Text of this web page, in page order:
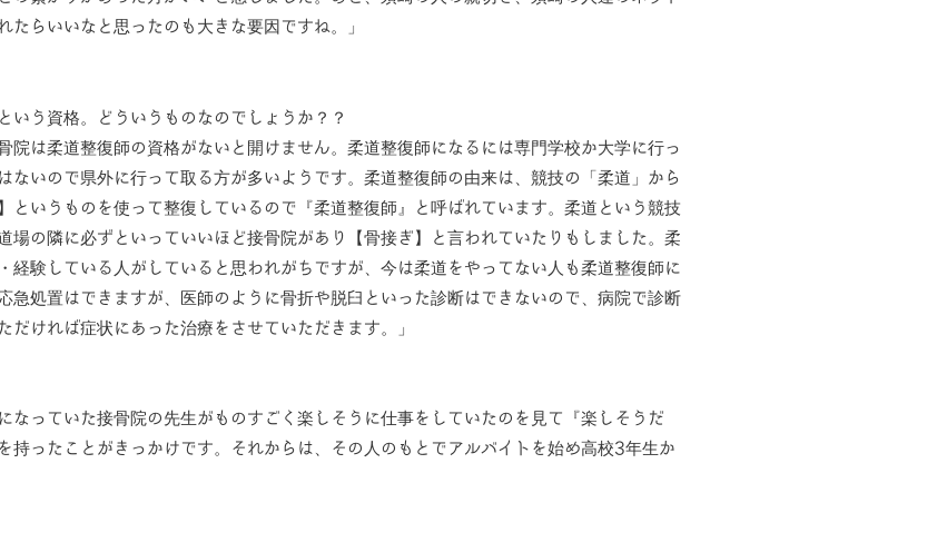
たらいいなと思ったのも大きな要因ですね。」
いう資格。どういうものなのでしょうか？？
院は柔道整復師の資格がないと開けません。柔道整復師になるには専門学校か大学に行っ
ないので県外に行って取る方が多いようです。柔道整復師の由来は、競技の「柔道」から
というものを使って整復しているので『柔道整復師』と呼ばれています。柔道という競技
場の隣に必ずといっていいほど接骨院があり【骨接ぎ】と言われていたりもしました。柔
経験している人がしていると思われがちですが、今は柔道をやってない人も柔道整復師に
急処置はできますが、医師のように骨折や脱臼といった診断はできないので、病院で診断
だければ症状にあった治療をさせていただきます。」
なっていた接骨院の先生がものすごく楽しそうに仕事をしていたのを見て『楽しそうだ
持ったことがきっかけです。それからは、その人のもとでアルバイトを始め高校3年生か